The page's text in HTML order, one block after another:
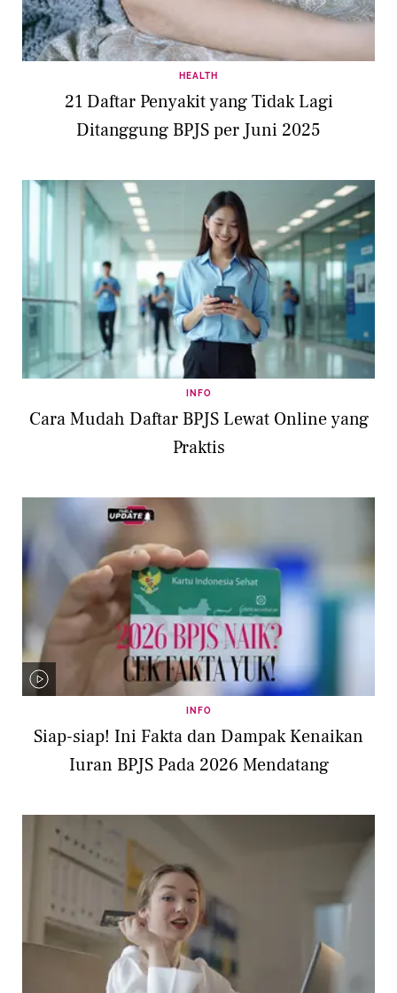
HEALTH
21 Daftar Penyakit yang Tidak Lagi
Ditanggung BPJS per Juni 2025
INFO
Cara Mudah Daftar BPJS Lewat Online yang
Praktis
INFO
Siap-siap! Ini Fakta dan Dampak Kenaikan
Iuran BPJS Pada 2026 Mendatang